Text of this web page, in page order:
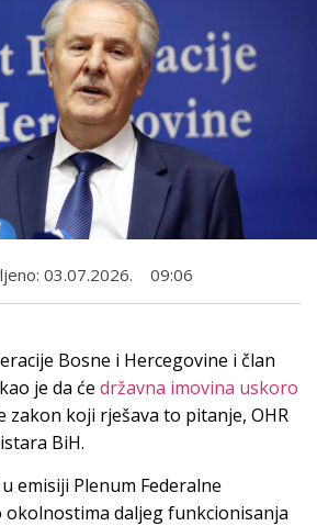
03.07.2026. 09:06
Bosne i Hercegovine i član
je da će državna imovina uskoro
zakon koji rješava to pitanje, OHR
BiH.
emisiji Plenum Federalne
daljeg funkcionisanja